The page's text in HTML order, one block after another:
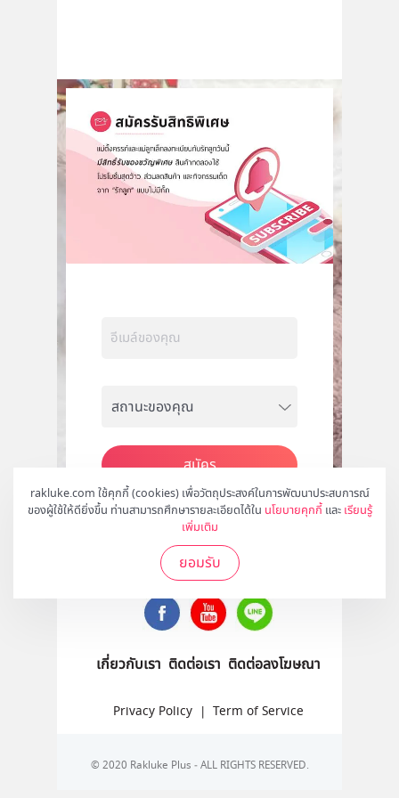
rakluke.com ใช้คุกกี้ (cookies) เพื่อวัตถุประสงค์ในการพัฒนาประสบการณ์
ของผู้ใช้ให้ดียิ่งขึ้น ท่านสามารถศึกษารายละเอียดได้ใน นโยบายคุกกี้ และ เรียนรู้
เพิ่มเติม
ยอมรับ
สมัคร
ติดตามเราได้ที่
เกี่ยวกับเรา ติดต่อเรา ติดต่อลงโฆษณา
Privacy Policy | Term of Service
© 2020 Rakluke Plus - ALL RIGHTS RESERVED.